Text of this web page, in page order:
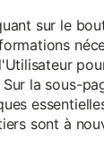
sur le
la sous-
sont à